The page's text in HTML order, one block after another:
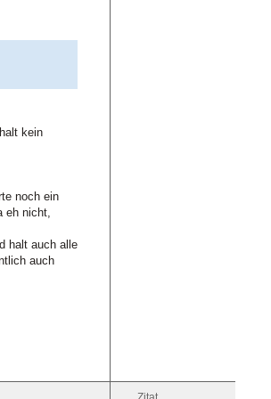
kein
noch ein
eh nicht,
halt auch alle
auch